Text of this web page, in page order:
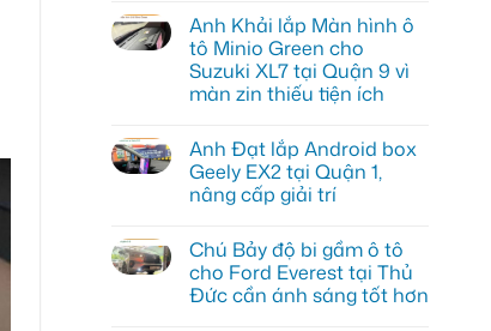
bình
luận
ở
Anh
Tấn
lắp
Minio
Green
cho
Honda
ở
Quận
12
Anh Khải lắp Màn hình ô
tô Minio Green cho
Suzuki XL7 tại Quận 9 vì
màn zin thiếu tiện ích
bình
luận
ở
Anh
Màn
hình
ô
tô
Minio
Anh Đạt lắp Android box
Geely EX2 tại Quận 1,
nâng cấp giải trí
bình
luận
ở
Anh
Chú Bảy độ bi gầm ô tô
cho Ford Everest tại Thủ
Đức cần ánh sáng tốt hơn